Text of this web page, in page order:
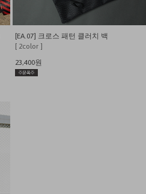
[EA.07] 크로스 패턴 클러치 백
[ 2color ]
23,400원